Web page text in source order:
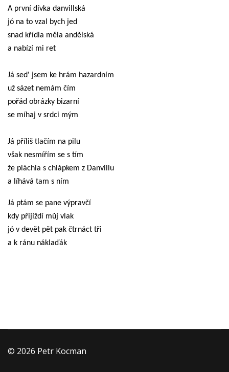
A první dívka danvillská
jó na to vzal bych jed
snad křídla měla andělská
a nabízí mi ret
Já sed' jsem ke hrám hazardním
už sázet nemám čím
pořád obrázky bizarní
se míhaj v srdci mým
Já příliš tlačím na pilu
však nesmířím se s tím
že pláchla s chlápkem z Danvillu
a líhává tam s ním
Já ptám se pane výpravčí
kdy přijíždí můj vlak
jó v devět pět pak čtrnáct tři
a k ránu náklaďák
© 2026 Petr Kocman